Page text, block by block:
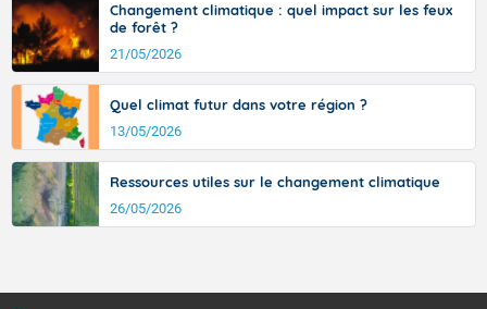
Changement climatique : quel impact sur les feux
de forêt ?
21/05/2026
Quel climat futur dans votre région ?
13/05/2026
Ressources utiles sur le changement climatique
26/05/2026